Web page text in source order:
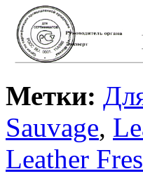
Метки:
Sauvage,
Leather